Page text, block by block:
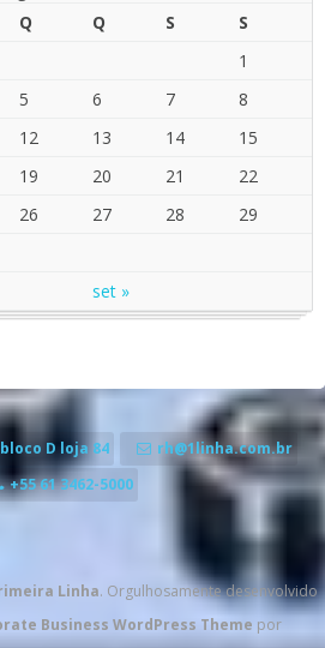
Q Q S
S
1
5 6 7
8
12 13 14
15
19 20 21
22
26 27 28
29
set »
D loja 84
rh@1linha.com.br
+55 61 3462-5000
Linha. Orgulhosamente desenvolvido
Business WordPress Theme por